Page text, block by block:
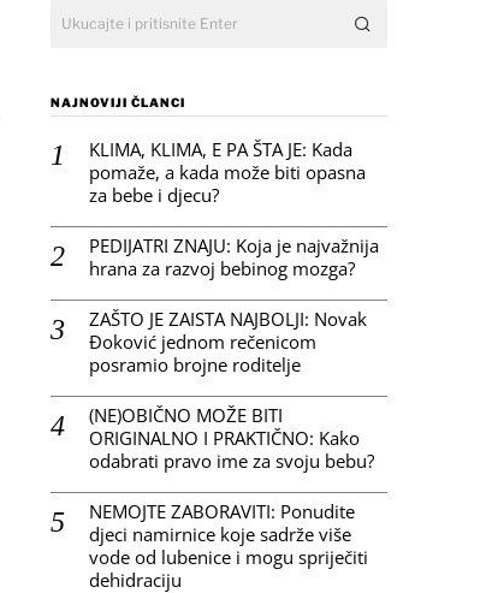
NAJNOVIJI ČLANCI
KLIMA, KLIMA, E PA ŠTA JE: Kada
pomaže, a kada može biti opasna
za bebe i djecu?
PEDIJATRI ZNAJU: Koja je najvažnija
hrana za razvoj bebinog mozga?
ZAŠTO JE ZAISTA NAJBOLJI: Novak
Đoković jednom rečenicom
posramio brojne roditelje
(NE)OBIČNO MOŽE BITI
ORIGINALNO I PRAKTIČNO: Kako
odabrati pravo ime za svoju bebu?
NEMOJTE ZABORAVITI: Ponudite
djeci namirnice koje sadrže više
vode od lubenice i mogu spriječiti
dehidraciju